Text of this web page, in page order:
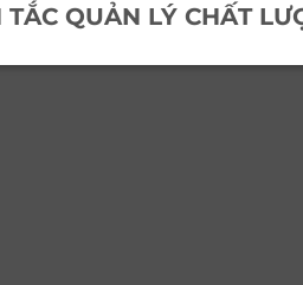
TẮC QUẢN LÝ CHẤT